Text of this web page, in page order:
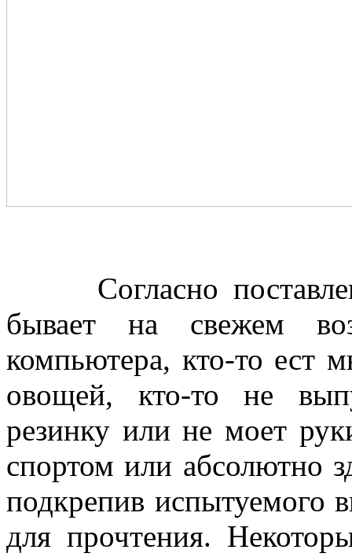
Согласно
бывает на свежем
компьютера, кто-то ест
овощей, кто-то не
резинку или не моет
спортом или абсолютно
подкрепив испытуемого
для прочтения.